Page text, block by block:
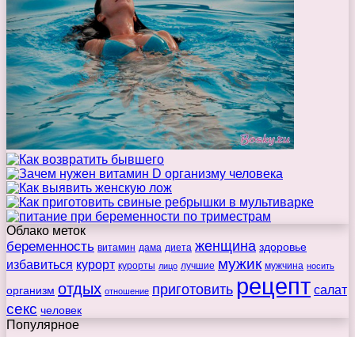
Облако меток
беременность витамин дама диета женщина здоровье
избавиться курорт курорты лицо лучшие мужик мужчина носить
организм отдых отношение приготовить рецепт салат
секс человек
Популярное